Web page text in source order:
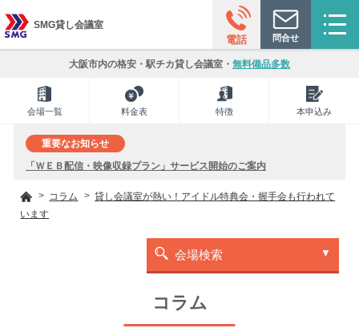
電話 問合せ
SMG貸し会議室
大阪市内の格安・駅チカ貸し会議室・ 無料備品多数
会場一覧 料金表 特徴 本申込み
重要なお知らせ
「ＷＥＢ配信・映像収録プラン」サービス開始のご案内
コラム
貸し会議室が熱い！アイドル特典会・握手会も行われて
います
会場検索
コラム